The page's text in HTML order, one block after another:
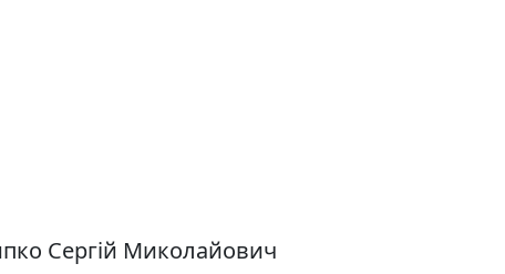
Сергій Миколайович